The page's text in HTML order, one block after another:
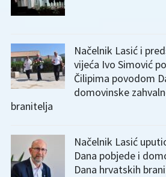
Načelnik Lasić i
vijeća Ivo Simović
Čilipima povodom
domovinske
branitelja
Načelnik Lasić
Dana pobjede i
Dana hrvatskih